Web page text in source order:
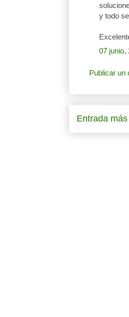
y todo
07 junio,
Publicar un
Entrada